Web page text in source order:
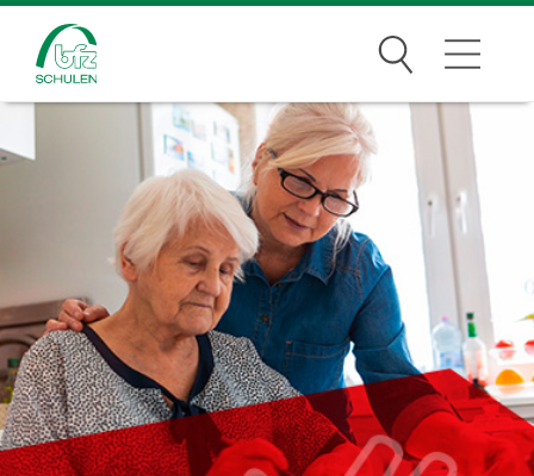
Suchen
Wer wir sind
Jobs
Standorte